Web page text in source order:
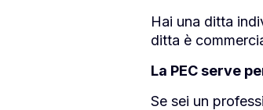
Hai una ditta
ditta è
La PEC serve
Se sei un